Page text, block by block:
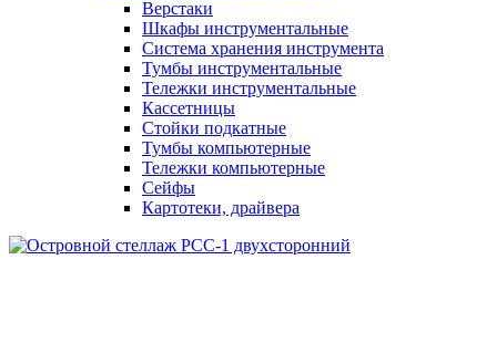
Верстаки
Шкафы инструментальные
Система хранения инструмента
Тумбы инструментальные
Тележки инструментальные
Кассетницы
Стойки подкатные
Тумбы компьютерные
Тележки компьютерные
Сейфы
Картотеки, драйвера